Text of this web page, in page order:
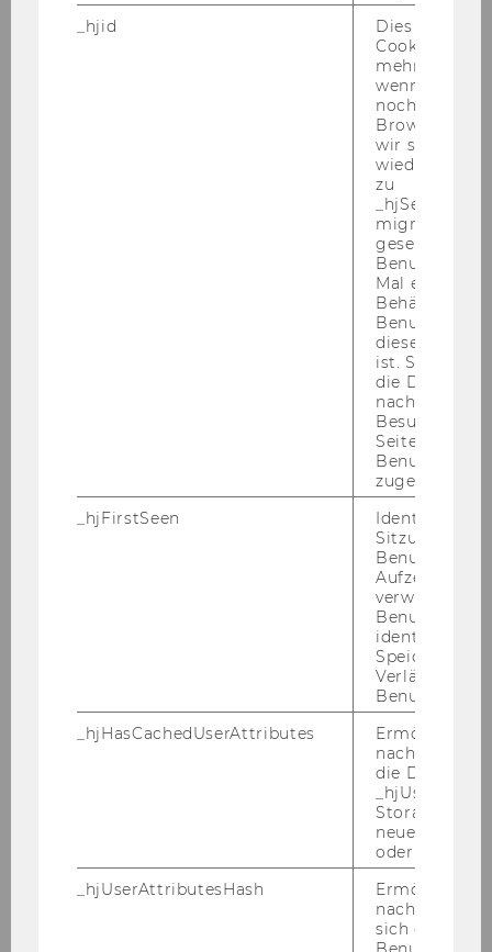
Defensio von MMMag. Franz Koppensteiner,
IFA Bankgeheimnis 23.11.2009
Inaugural Lecture Prof. Storck Prof. Wiman
Semesteropening WS200910 am 15.10.2009
Vortrag Prof. Lang in Santiago/Chile,
Institutsexkursion nach Slowenien
26.-30.6.2009
8th Taxlaw Summer Conference in Rust
_hjid
Dies ist ein
Cookie, das
mehr setzen,
wenn ein
noch in
Browser hat,
wir seinen
zu
migrieren.
gesetzt,
Benutzer
Mal eine
Behält die
Benutzer-ID
diese Seite
ist. Stellt
die Daten von
Besuchen
Seite
Benutzer-ID
zugeordnet
_hjFirstSeen
Identifiziert
Sitzung eines
Benutzers.
verwendet,
identifizieren.
Verlängert
_hjHasCachedUserAttributes
Ermöglicht
die Daten in
Storage auf
neuesten
oder nicht.
_hjUserAttributesHash
Ermöglicht
sich ein